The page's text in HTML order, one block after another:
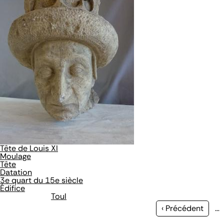
Tête de Louis XI
Moulage
Tête
Datation
3e quart du 15e siècle
Édifice
Toul
Page
‹ Précédent …